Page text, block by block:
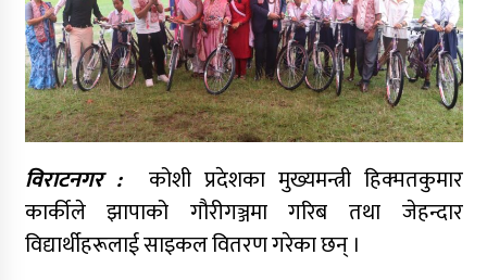
विराटनगर :
कोशी प्रदेशका मुख्यमन्त्री हिक्मतकुमार
कार्कीले झापाको गौरीगञ्जमा गरिब तथा जेहन्दार
विद्यार्थीहरूलाई साइकल वितरण गरेका छन् ।